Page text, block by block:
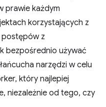
prawie każdym
korzystających z
postępów z
bezpośrednio używać
narzędzi w celu
który najlepiej
niezależnie od tego, czy